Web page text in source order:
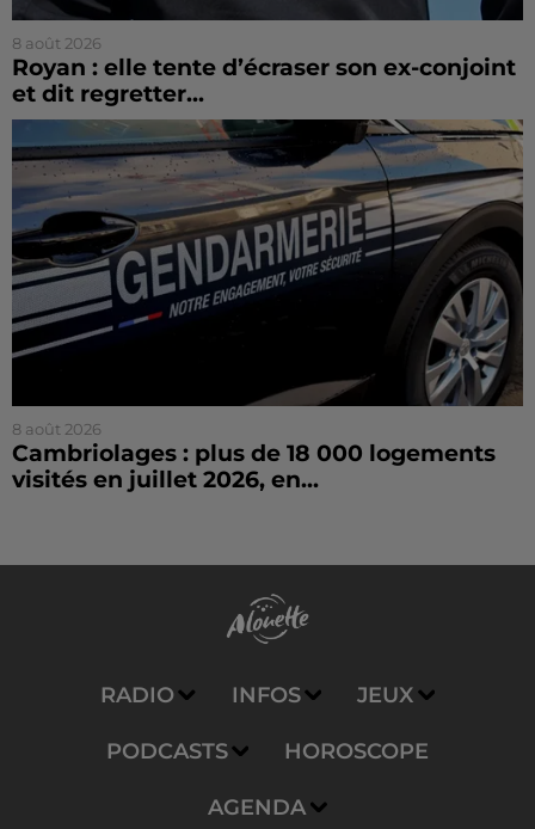
8 août 2026
Royan : elle tente d’écraser son ex-conjoint
et dit regretter...
8 août 2026
Cambriolages : plus de 18 000 logements
visités en juillet 2026, en...
RADIO INFOS JEUX
PODCASTS HOROSCOPE
AGENDA